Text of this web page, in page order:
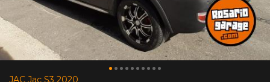
JAC Jac S3 2020